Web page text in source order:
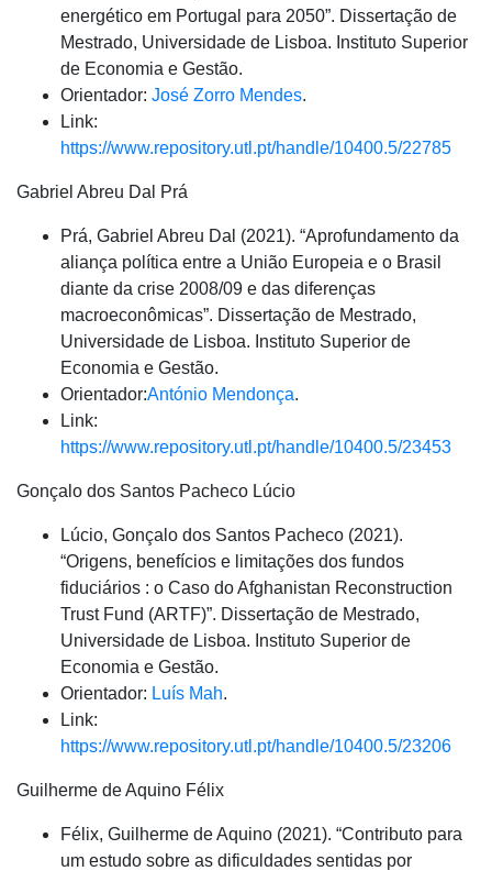
energético em Portugal para 2050”. Dissertação de
Mestrado, Universidade de Lisboa. Instituto Superior
de Economia e Gestão.
Orientador: José Zorro Mendes.
Link:
https://www.repository.utl.pt/handle/10400.5/22785
Gabriel Abreu Dal Prá
Prá, Gabriel Abreu Dal (2021). “Aprofundamento da
aliança política entre a União Europeia e o Brasil
diante da crise 2008/09 e das diferenças
macroeconômicas”. Dissertação de Mestrado,
Universidade de Lisboa. Instituto Superior de
Economia e Gestão.
Orientador:António Mendonça.
Link:
https://www.repository.utl.pt/handle/10400.5/23453
Gonçalo dos Santos Pacheco Lúcio
Lúcio, Gonçalo dos Santos Pacheco (2021).
“Origens, benefícios e limitações dos fundos
fiduciários : o Caso do Afghanistan Reconstruction
Trust Fund (ARTF)”. Dissertação de Mestrado,
Universidade de Lisboa. Instituto Superior de
Economia e Gestão.
Orientador: Luís Mah.
Link:
https://www.repository.utl.pt/handle/10400.5/23206
Guilherme de Aquino Félix
Félix, Guilherme de Aquino (2021). “Contributo para
um estudo sobre as dificuldades sentidas por